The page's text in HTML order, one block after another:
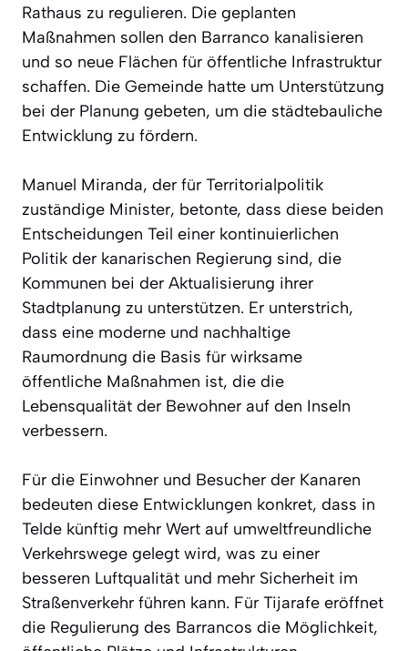
Rathaus zu regulieren. Die geplanten
Maßnahmen sollen den Barranco kanalisieren
und so neue Flächen für öffentliche Infrastruktur
schaffen. Die Gemeinde hatte um Unterstützung
bei der Planung gebeten, um die städtebauliche
Entwicklung zu fördern.
Manuel Miranda, der für Territorialpolitik
zuständige Minister, betonte, dass diese beiden
Entscheidungen Teil einer kontinuierlichen
Politik der kanarischen Regierung sind, die
Kommunen bei der Aktualisierung ihrer
Stadtplanung zu unterstützen. Er unterstrich,
dass eine moderne und nachhaltige
Raumordnung die Basis für wirksame
öffentliche Maßnahmen ist, die die
Lebensqualität der Bewohner auf den Inseln
verbessern.
Für die Einwohner und Besucher der Kanaren
bedeuten diese Entwicklungen konkret, dass in
Telde künftig mehr Wert auf umweltfreundliche
Verkehrswege gelegt wird, was zu einer
besseren Luftqualität und mehr Sicherheit im
Straßenverkehr führen kann. Für Tijarafe eröffnet
die Regulierung des Barrancos die Möglichkeit,